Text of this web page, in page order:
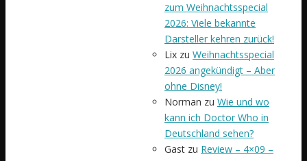
zum Weihnachtsspecial
2026: Viele bekannte
Darsteller kehren zurück!
Lix zu Weihnachtsspecial
2026 angekündigt – Aber
ohne Disney!
Norman zu Wie und wo
kann ich Doctor Who in
Deutschland sehen?
Gast zu Review – 4×09 –